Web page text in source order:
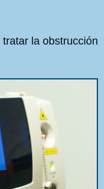
la obstrucción